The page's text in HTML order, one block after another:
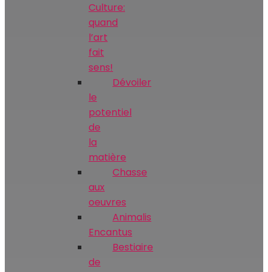
Culture:
quand
l’art
fait
sens!
Dévoiler
le
potentiel
de
la
matière
Chasse
aux
oeuvres
Animalis
Encantus
Bestiaire
de